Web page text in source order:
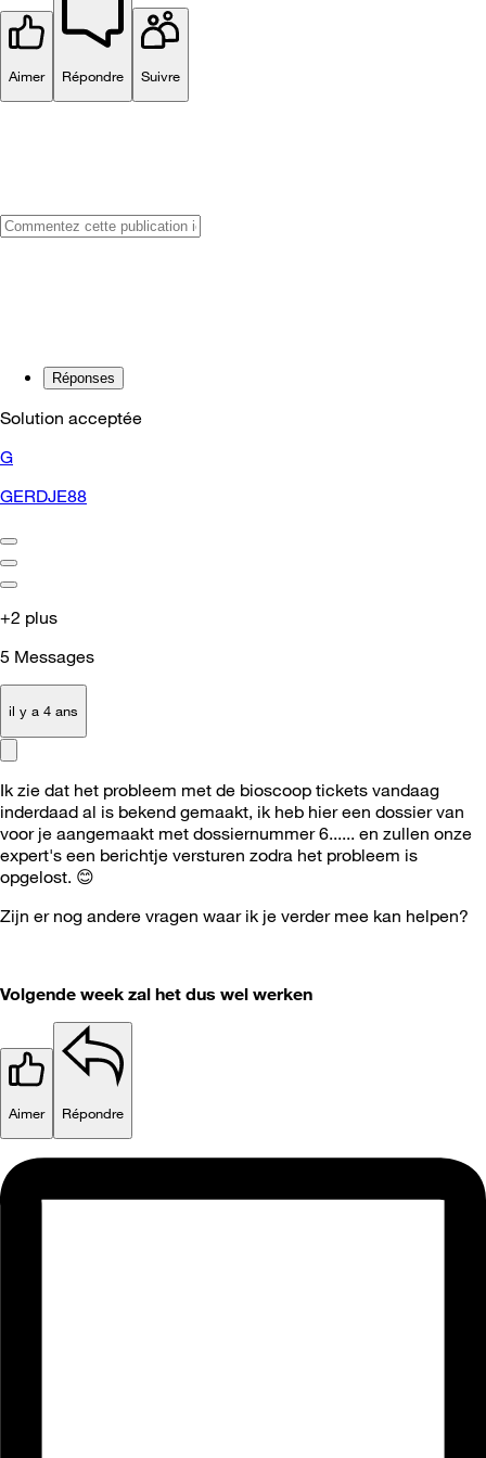
Aimer Répondre Suivre
Réponses
Solution acceptée
G
GERDJE88
+2 plus
5 Messages
il y a 4 ans
Ik zie dat het probleem met de bioscoop tickets vandaag
inderdaad al is bekend gemaakt, ik heb hier een dossier van
voor je aangemaakt met dossiernummer 6...... en zullen onze
expert's een berichtje versturen zodra het probleem is
opgelost. 😊
Zijn er nog andere vragen waar ik je verder mee kan helpen?
Volgende week zal het dus wel werken
Aimer Répondre